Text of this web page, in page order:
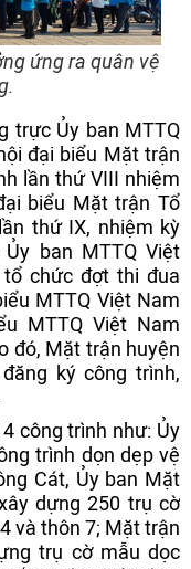
ứng ra quân vệ
trực Ủy ban MTTQ
đại biểu Mặt trận
lần thứ VIII nhiệm
biểu Mặt trận Tổ
thứ IX, nhiệm kỳ
ban MTTQ Việt
chức đợt thi đua
MTTQ Việt Nam
MTTQ Việt Nam
đó, Mặt trận huyện
ký công trình,
công trình như: Ủy
trình dọn dẹp vệ
Cát, Ủy ban Mặt
dựng 250 trụ cờ
và thôn 7; Mặt trận
trụ cờ mẫu dọc